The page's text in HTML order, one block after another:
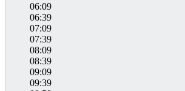
06:09
06:39
07:09
07:39
08:09
08:39
09:09
09:39